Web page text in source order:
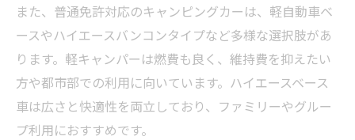
また、普通免許対応のキャンピングカーは、軽自動車ベ
ースやハイエースバンコンタイプなど多様な選択肢があ
ります。軽キャンパーは燃費も良く、維持費を抑えたい
方や都市部での利用に向いています。ハイエースベース
車は広さと快適性を両立しており、ファミリーやグルー
プ利用におすすめです。